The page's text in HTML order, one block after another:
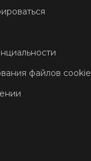
файлов cookie